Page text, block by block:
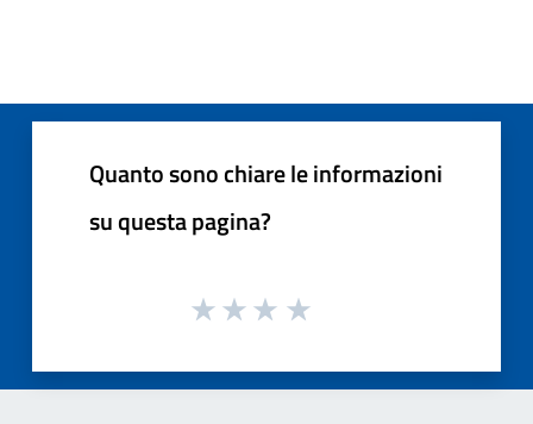
Quanto sono chiare le informazioni
su questa pagina?